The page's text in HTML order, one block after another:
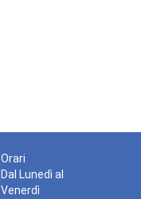
Orari
Dal Lunedì al
Venerdì